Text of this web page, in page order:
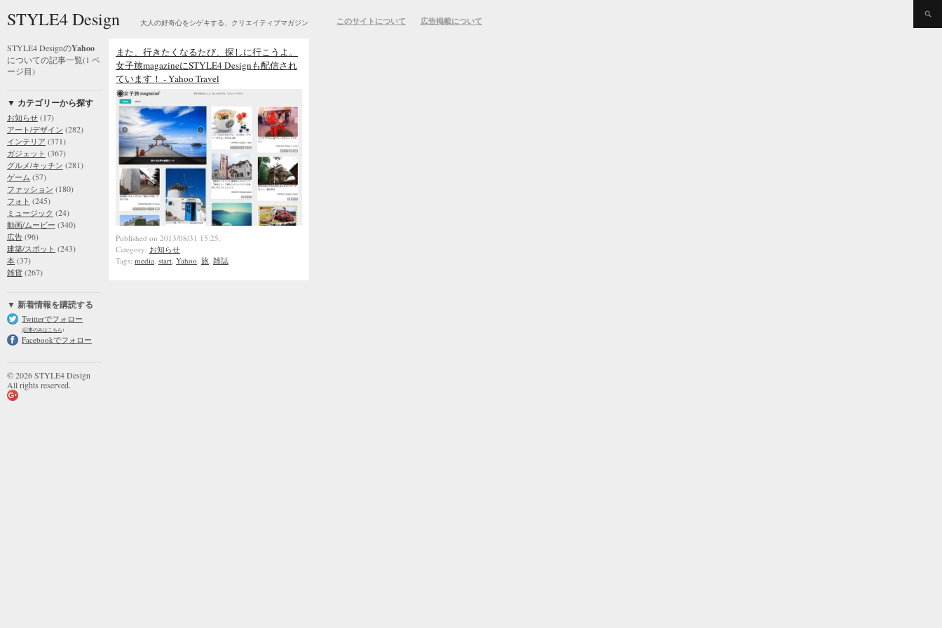
STYLE4 Design 大人の好奇心をシゲキする、クリエイティブマガジン このサイトについて 広告掲載について
STYLE4 DesignのYahoo
についての記事一覧(1 ペ
ージ目)
▼ カテゴリーから探す
お知らせ (17)
アート/デザイン (282)
インテリア (371)
ガジェット (367)
グルメ/キッチン (281)
ゲーム (57)
ファッション (180)
フォト (245)
ミュージック (24)
動画/ムービー (340)
広告 (96)
建築/スポット (243)
本 (37)
雑貨 (267)
▼ 新着情報を購読する
Twitterでフォロー
(記事のみはこちら)
Facebookでフォロー
© 2026 STYLE4 Design
All rights reserved.
また、行きたくなるたび、探しに行こうよ。
女子旅magazineにSTYLE4 Designも配信され
ています！ - Yahoo Travel
Published on 2013/08/31 15:25.
Category: お知らせ
Tags: media, start, Yahoo, 旅, 雑誌